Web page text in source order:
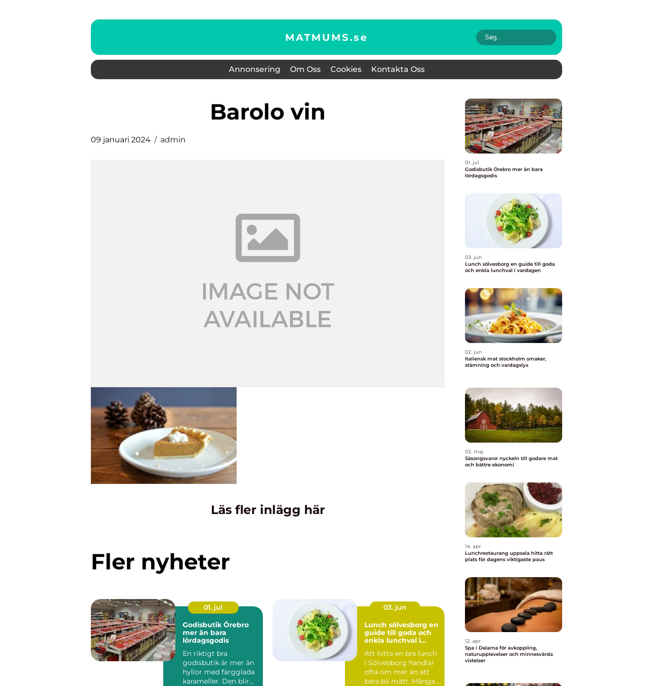
MATMUMS.se
Annonsering Om Oss Cookies Kontakta Oss
barolo vin
09 januari 2024 admin
Läs fler inlägg här
Fler nyheter
01. jul
Godisbutik Örebro
mer än bara
lördagsgodis
En riktigt bra
godisbutik är mer än
hyllor med färgglada
karameller. Den blir
03. jun
Lunch sölvesborg en
guide till goda och
enkla lunchval i
Att hitta en bra lunch
i Sölvesborg handlar
ofta om mer än att
bara bli mätt. Många
01. jul
Godisbutik Örebro mer än bara
lördagsgodis
03. jun
Lunch sölvesborg en guide till goda
och enkla lunchval i vardagen
02. jun
Italiensk mat stockholm smaker,
stämning och vardagslyx
02. maj
Säsongsvaror nyckeln till godare mat
och bättre ekonomi
14. apr
Lunchrestaurang uppsala hitta rätt
plats för dagens viktigaste paus
12. apr
Spa i Dalarna för avkoppling,
naturupplevelser och minnesvärda
vistelser